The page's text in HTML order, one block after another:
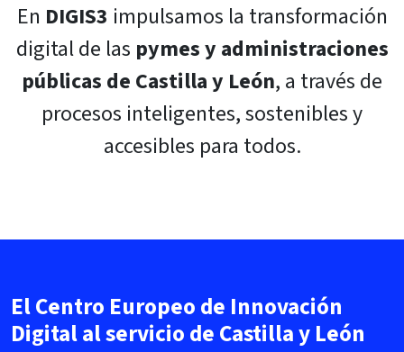
En DIGIS3 impulsamos la transformación
digital de las pymes y administraciones
públicas de Castilla y León, a través de
procesos inteligentes, sostenibles y
accesibles para todos.
El Centro Europeo de Innovación
Digital al servicio de Castilla y León